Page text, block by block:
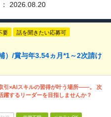
2026.08.20
要 話を聞きたい応募可
）/賞与年3.54ヵ月*1～2次請け
引×AIスキルの習得が叶う場所――。 次
躍するリーダーを目指しませんか？